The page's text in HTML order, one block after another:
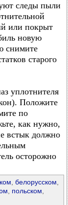
следы пыли
или покрыт
новую
снимите
старого
уплотнителя
Положите
по
как нужно,
встык должно
осторожно
белорусском
польском